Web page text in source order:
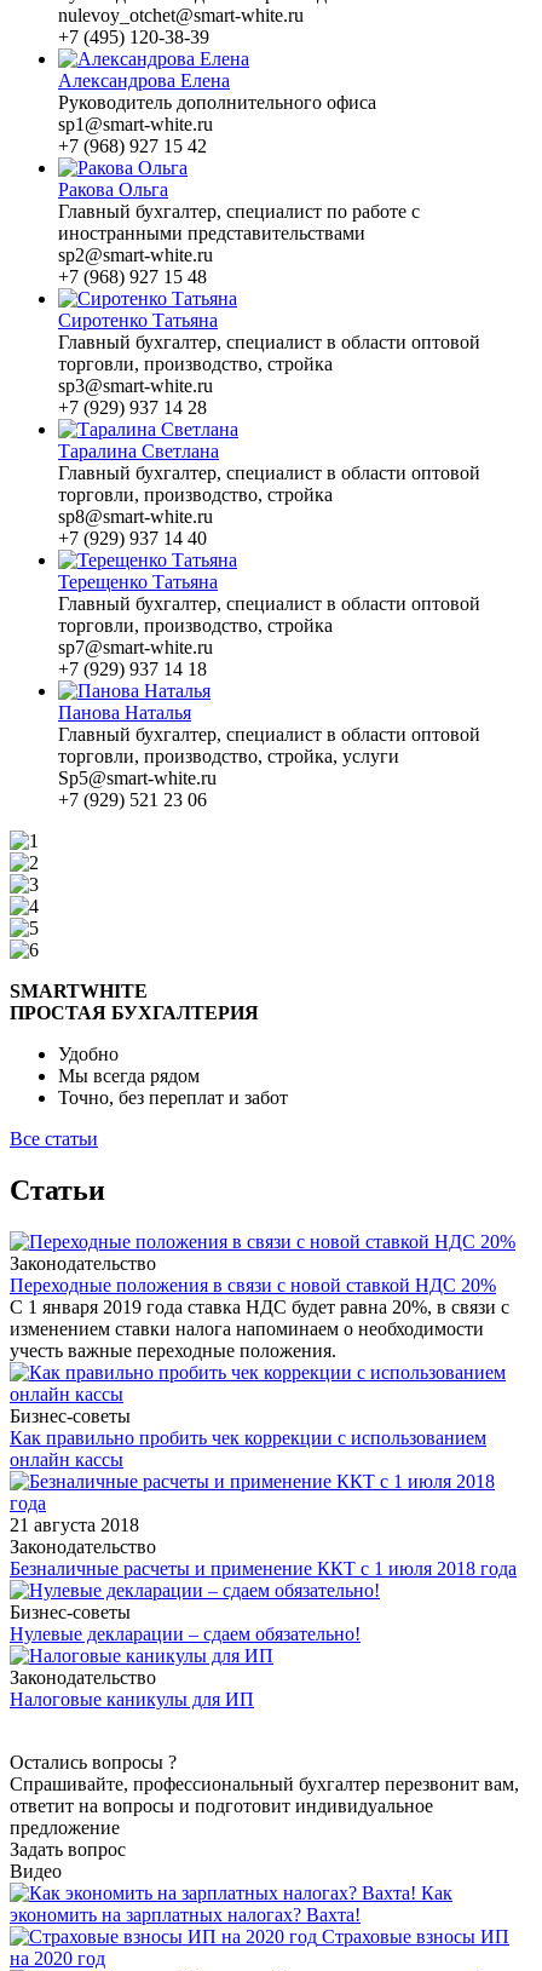
nulevoy_otchet@smart-white.ru
+7 (495) 120-38-39
Александрова Елена
Руководитель дополнительного офиса
sp1@smart-white.ru
+7 (968) 927 15 42
Ракова Ольга
Главный бухгалтер, специалист по работе с
иностранными представительствами
sp2@smart-white.ru
+7 (968) 927 15 48
Сиротенко Татьяна
Главный бухгалтер, специалист в области оптовой
торговли, производство, стройка
sp3@smart-white.ru
+7 (929) 937 14 28
Таралина Светлана
Главный бухгалтер, специалист в области оптовой
торговли, производство, стройка
sp8@smart-white.ru
+7 (929) 937 14 40
Терещенко Татьяна
Главный бухгалтер, специалист в области оптовой
торговли, производство, стройка
sp7@smart-white.ru
+7 (929) 937 14 18
Панова Наталья
Главный бухгалтер, специалист в области оптовой
торговли, производство, стройка, услуги
Sp5@smart-white.ru
+7 (929) 521 23 06
SMARTWHITE
ПРОСТАЯ БУХГАЛТЕРИЯ
Удобно
Мы всегда рядом
Точно, без переплат и забот
Все статьи
Статьи
Законодательство
Переходные положения в связи с новой ставкой НДС 20%
С 1 января 2019 года ставка НДС будет равна 20%, в связи с
изменением ставки налога напоминаем о необходимости
учесть важные переходные положения.
Бизнес-советы
Как правильно пробить чек коррекции с использованием
онлайн кассы
21 августа 2018
Законодательство
Безналичные расчеты и применение ККТ с 1 июля 2018 года
Бизнес-советы
Нулевые декларации – сдаем обязательно!
Законодательство
Налоговые каникулы для ИП
Остались вопросы ?
Спрашивайте, профессиональный бухгалтер перезвонит вам,
ответит на вопросы и подготовит индивидуальное
предложение
Задать вопрос
Видео
Как
экономить на зарплатных налогах? Вахта!
Страховые взносы ИП
на 2020 год